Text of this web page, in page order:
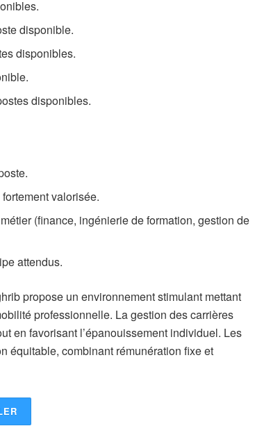
disponible.
disponibles.
disponibles.
valorisée.
(finance, ingénierie de formation, gestion de
attendus.
propose un environnement stimulant mettant
professionnelle. La gestion des carrières
en favorisant l’épanouissement individuel. Les
équitable, combinant rémunération fixe et